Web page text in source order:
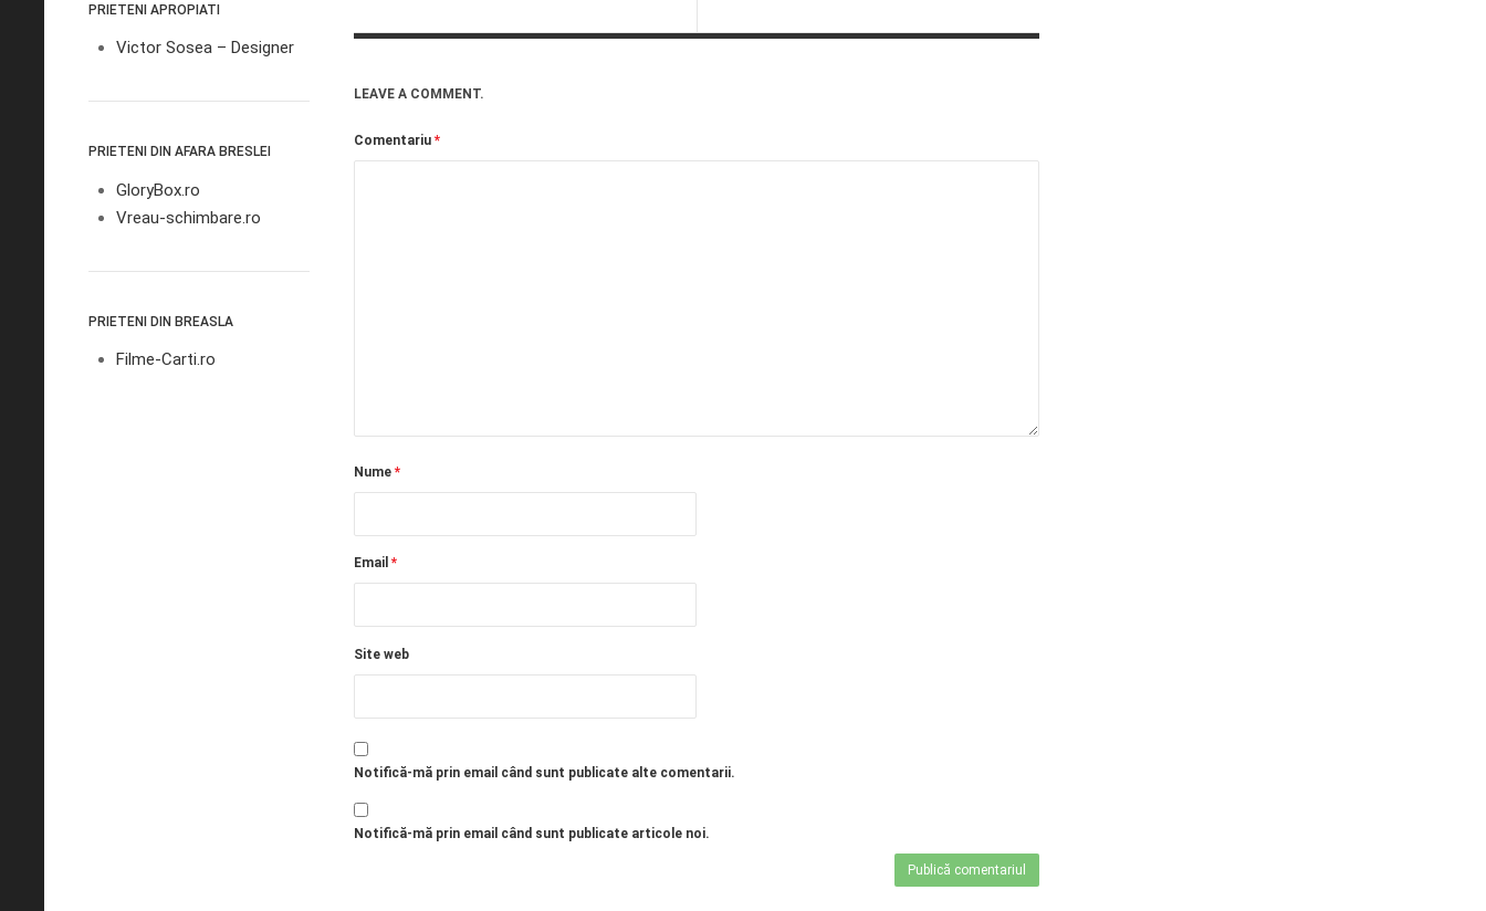
PRIETENI APROPIATI
Victor Sosea – Designer
PRIETENI DIN AFARA BRESLEI
GloryBox.ro
Vreau-schimbare.ro
PRIETENI DIN BREASLA
Filme-Carti.ro
LEAVE A COMMENT.
Comentariu *
Nume *
Email *
Site web
Notifică-mă prin email când sunt publicate alte comentarii.
Notifică-mă prin email când sunt publicate articole noi.